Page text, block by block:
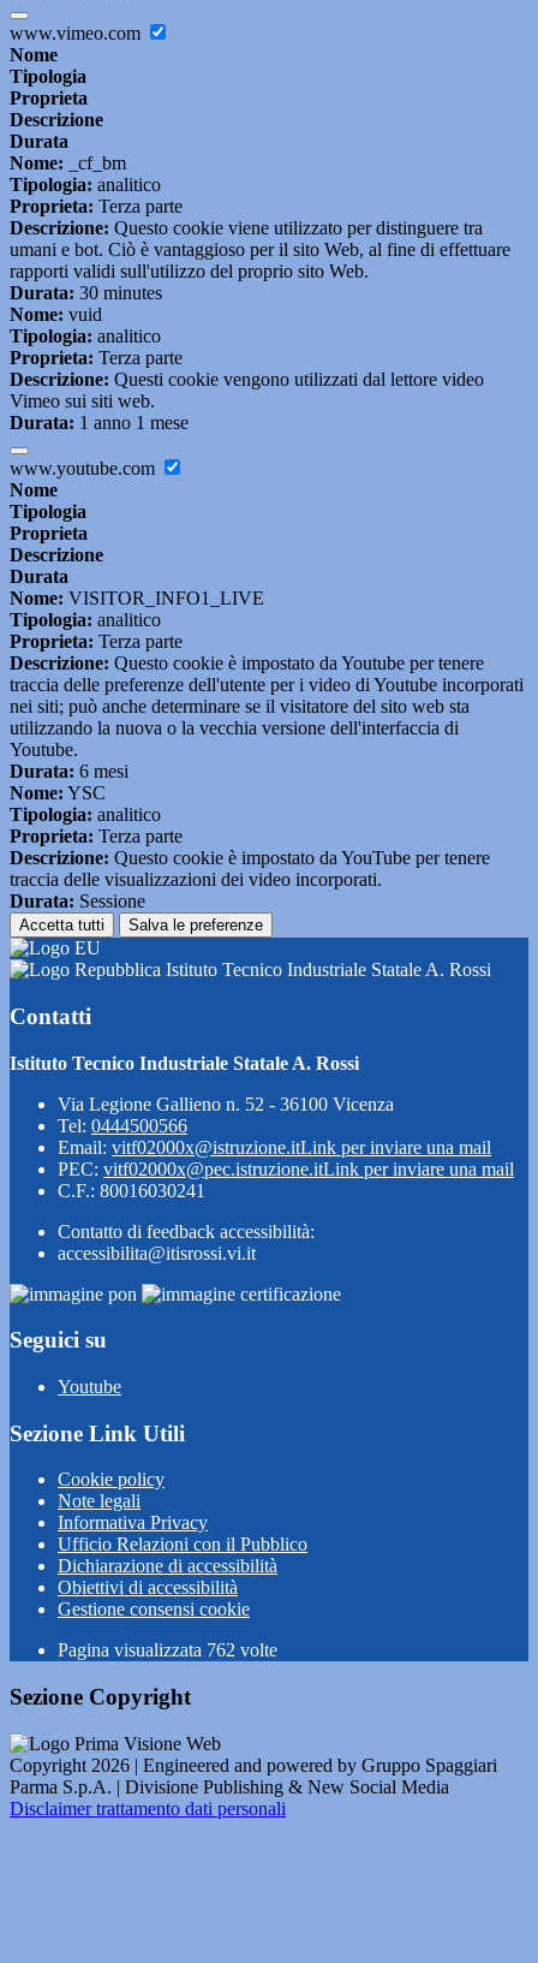
www.vimeo.com
Nome
Tipologia
Proprieta
Descrizione
Durata
Nome: _cf_bm
Tipologia: analitico
Proprieta: Terza parte
Descrizione: Questo cookie viene utilizzato per distinguere tra
umani e bot. Ciò è vantaggioso per il sito Web, al fine di effettuare
rapporti validi sull'utilizzo del proprio sito Web.
Durata: 30 minutes
Nome: vuid
Tipologia: analitico
Proprieta: Terza parte
Descrizione: Questi cookie vengono utilizzati dal lettore video
Vimeo sui siti web.
Durata: 1 anno 1 mese
www.youtube.com
Nome
Tipologia
Proprieta
Descrizione
Durata
Nome: VISITOR_INFO1_LIVE
Tipologia: analitico
Proprieta: Terza parte
Descrizione: Questo cookie è impostato da Youtube per tenere
traccia delle preferenze dell'utente per i video di Youtube incorporati
nei siti; può anche determinare se il visitatore del sito web sta
utilizzando la nuova o la vecchia versione dell'interfaccia di
Youtube.
Durata: 6 mesi
Nome: YSC
Tipologia: analitico
Proprieta: Terza parte
Descrizione: Questo cookie è impostato da YouTube per tenere
traccia delle visualizzazioni dei video incorporati.
Durata: Sessione
Accetta tutti Salva le preferenze
Istituto Tecnico Industriale Statale A. Rossi
Contatti
Istituto Tecnico Industriale Statale A. Rossi
Via Legione Gallieno n. 52 - 36100 Vicenza
Tel: 0444500566
Email: vitf02000x@istruzione.itLink per inviare una mail
PEC: vitf02000x@pec.istruzione.itLink per inviare una mail
C.F.: 80016030241
Contatto di feedback accessibilità:
accessibilita@itisrossi.vi.it
Seguici su
Youtube
Sezione Link Utili
Cookie policy
Note legali
Informativa Privacy
Ufficio Relazioni con il Pubblico
Dichiarazione di accessibilità
Obiettivi di accessibilità
Gestione consensi cookie
Pagina visualizzata 762 volte
Sezione Copyright
Copyright 2026 | Engineered and powered by Gruppo Spaggiari
Parma S.p.A. | Divisione Publishing & New Social Media
Disclaimer trattamento dati personali